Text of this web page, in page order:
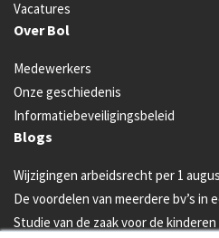
Vacatures
Over Bol
Medewerkers
Onze geschiedenis
Informatiebeveiligingsbeleid
Blogs
Wijzigingen arbeidsrecht per 1
De voordelen van meerdere bv’s
Studie van de zaak voor de